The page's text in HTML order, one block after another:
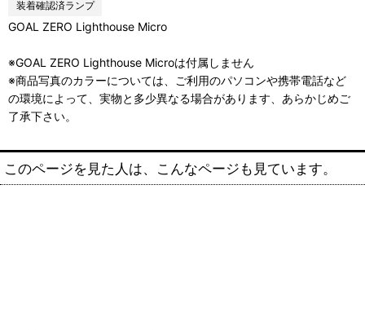
装着確認済ランプ
GOAL ZERO Lighthouse Micro
※GOAL ZERO Lighthouse Microは付属しません
※商品写真のカラーについては、ご利用のパソコンや携帯電話など
の環境によって、実物と多少異なる場合があります、あらかじめご
了承下さい。
このページを見た人は、こんなページも見ています。